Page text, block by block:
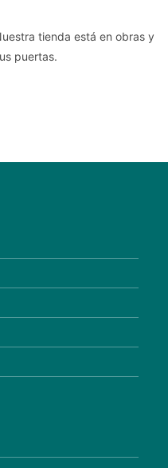
tienda está en obras y
puertas.